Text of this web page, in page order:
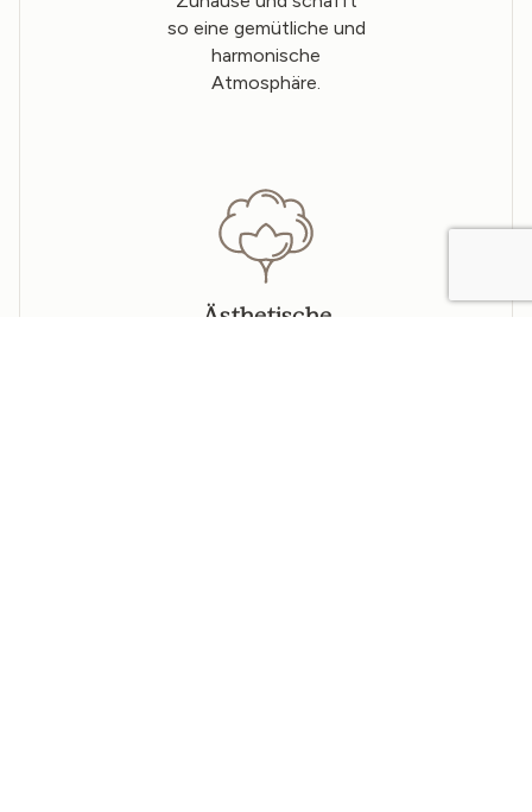
so eine gemütliche und
harmonische
Atmosphäre.
Ästhetische